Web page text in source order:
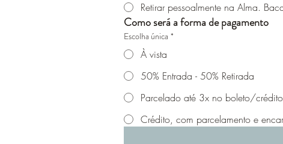
Retirar pessoalmente na Alma.
Como será a forma de pagamento
Escolha única *
À vista
50% Entrada - 50% Retirada
Parcelado até 3x no boleto/crédito
Crédito, com parcelamento e